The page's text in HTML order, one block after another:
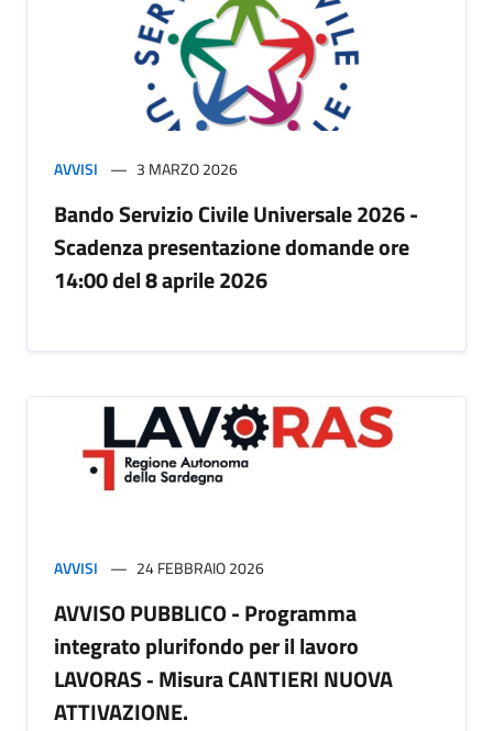
AVVISI 3 MARZO 2026
Bando Servizio Civile Universale 2026 -
Scadenza presentazione domande ore
14:00 del 8 aprile 2026
AVVISI 24 FEBBRAIO 2026
AVVISO PUBBLICO - Programma
integrato plurifondo per il lavoro
LAVORAS ‐ Misura CANTIERI NUOVA
ATTIVAZIONE.